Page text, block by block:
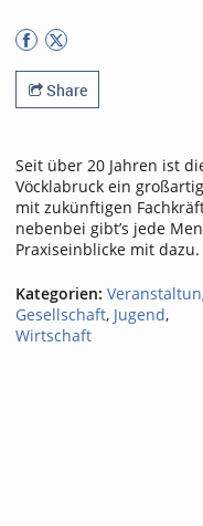
Share
Seit über 20 Jahren ist
Vöcklabruck ein
mit zukünftigen
nebenbei gibt’s jede
Praxiseinblicke mit dazu.
Kategorien:
Gesellschaft, Jugend,
Wirtschaft